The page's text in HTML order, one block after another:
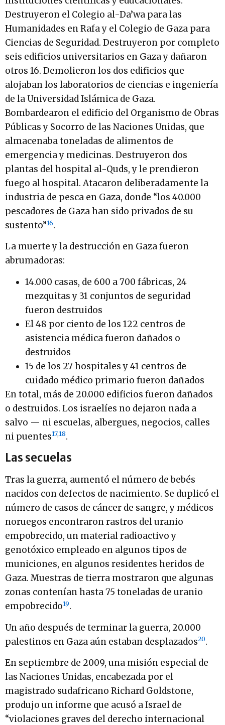
Destruyeron el Colegio al-Da’wa para las
Humanidades en Rafa y el Colegio de Gaza para
Ciencias de Seguridad. Destruyeron por completo
seis edificios universitarios en Gaza y dañaron
otros 16. Demolieron los dos edificios que
alojaban los laboratorios de ciencias e ingeniería
de la Universidad Islámica de Gaza.
Bombardearon el edificio del Organismo de Obras
Públicas y Socorro de las Naciones Unidas, que
almacenaba toneladas de alimentos de
emergencia y medicinas. Destruyeron dos
plantas del hospital al-Quds, y le prendieron
fuego al hospital. Atacaron deliberadamente la
industria de pesca en Gaza, donde “los 40.000
pescadores de Gaza han sido privados de su
sustento”16.
La muerte y la destrucción en Gaza fueron
abrumadoras:
14.000 casas, de 600 a 700 fábricas, 24
mezquitas y 31 conjuntos de seguridad
fueron destruidos
El 48 por ciento de los 122 centros de
asistencia médica fueron dañados o
destruidos
15 de los 27 hospitales y 41 centros de
cuidado médico primario fueron dañados
En total, más de 20.000 edificios fueron dañados
o destruidos. Los israelíes no dejaron nada a
salvo — ni escuelas, albergues, negocios, calles
ni puentes17,18.
Las secuelas
Tras la guerra, aumentó el número de bebés
nacidos con defectos de nacimiento. Se duplicó el
número de casos de cáncer de sangre, y médicos
noruegos encontraron rastros del uranio
empobrecido, un material radioactivo y
genotóxico empleado en algunos tipos de
municiones, en algunos residentes heridos de
Gaza. Muestras de tierra mostraron que algunas
zonas contenían hasta 75 toneladas de uranio
empobrecido19.
Un año después de terminar la guerra, 20.000
palestinos en Gaza aún estaban desplazados20.
En septiembre de 2009, una misión especial de
las Naciones Unidas, encabezada por el
magistrado sudafricano Richard Goldstone,
produjo un informe que acusó a Israel de
“violaciones graves del derecho internacional